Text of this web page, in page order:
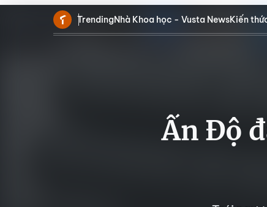
TrendingNhà Khoa học - Vusta NewsKiến
Ấn Độ